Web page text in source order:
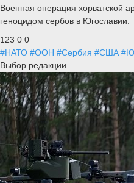
Военная операция хорватской
геноцидом сербов в Югославии.
123 0 0
#НАТО #ООН #Сербия #США
Выбор редакции